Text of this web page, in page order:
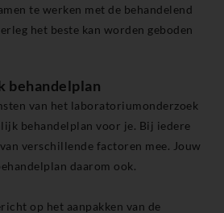
te werken met de behandelend
het beste kan worden geboden
behandelplan
van het laboratoriumonderzoek
behandelplan voor je. Bij iedere
verschillende factoren mee. Jouw
daarom ook.
op het aanpakken van de